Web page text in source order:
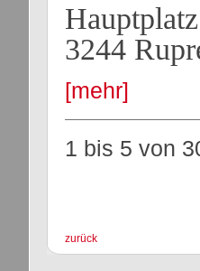
3244
[mehr]
1 bis 5 von
zurück